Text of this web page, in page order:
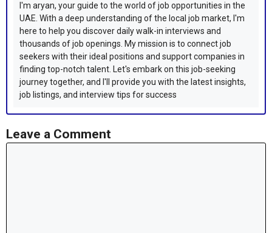
I'm aryan, your guide to the world of job opportunities in the
UAE. With a deep understanding of the local job market, I'm
here to help you discover daily walk-in interviews and
thousands of job openings. My mission is to connect job
seekers with their ideal positions and support companies in
finding top-notch talent. Let's embark on this job-seeking
journey together, and I'll provide you with the latest insights,
job listings, and interview tips for success
Leave a Comment